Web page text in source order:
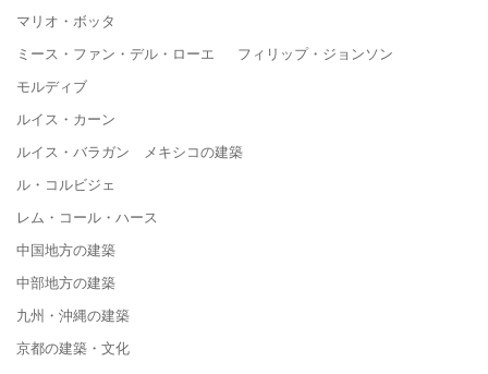
マリオ・ボッタ
ミース・ファン・デル・ローエ フィリップ・ジョンソン
モルディブ
ルイス・カーン
ルイス・バラガン メキシコの建築
ル・コルビジェ
レム・コール・ハース
中国地方の建築
中部地方の建築
九州・沖縄の建築
京都の建築・文化